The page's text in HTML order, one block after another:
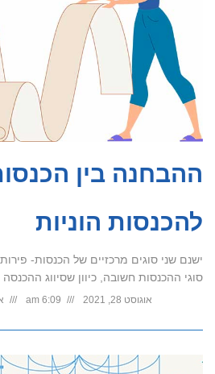
ההבחנה בין
להכנסות הוניות
סוגי ההכנסות חשובה, כיוון שסיווג
אוגוסט 28, 2021 6:09 am